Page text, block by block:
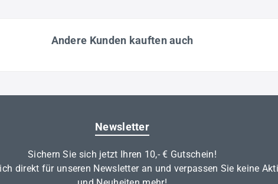
Andere Kunden kauften auch
Newsletter
Sichern Sie sich jetzt Ihren 10,- € Gutschein!
direkt für unseren Newsletter an und verpassen Sie keine